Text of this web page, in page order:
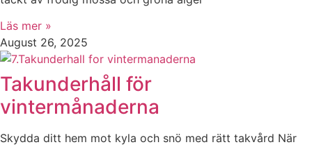
Läs mer »
August 26, 2025
Takunderhåll för
vintermånaderna
Skydda ditt hem mot kyla och snö med rätt takvård När